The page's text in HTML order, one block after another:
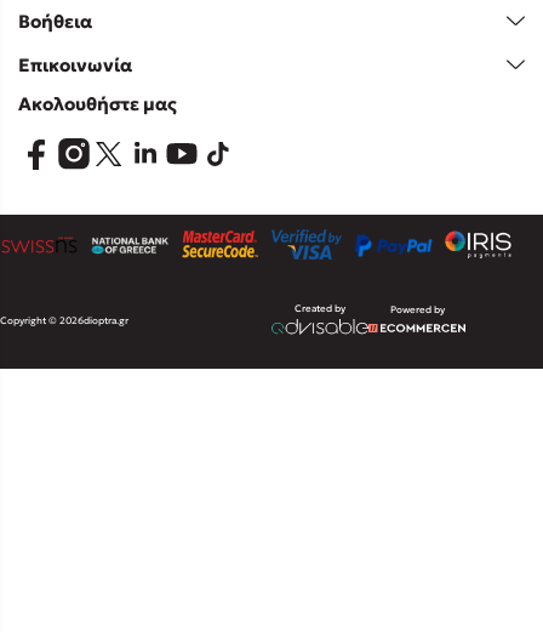
Βοήθεια
Επικοινωνία
Ακολουθήστε μας
Copyright © 2026dioptra.gr
Created by Powered by